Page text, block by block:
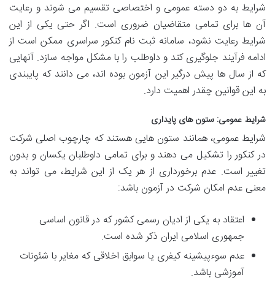
شرایط به دو دسته عمومی و اختصاصی تقسیم می شوند و رعایت
آن ها برای تمامی متقاضیان ضروری است. اگر حتی یکی از این
شرایط رعایت نشود، سامانه ثبت نام کنکور سراسری ممکن است از
ادامه فرآیند جلوگیری کند و داوطلب را با مشکل مواجه سازد. آنهایی
که از سال ها پیش درگیر این آزمون بوده اند، می دانند که پایبندی
به این قوانین چقدر اهمیت دارد.
شرایط عمومی: ستون های پایداری
شرایط عمومی، همانند ستون هایی هستند که چارچوب اصلی شرکت
در کنکور را تشکیل می دهند و برای تمامی داوطلبان یکسان و بدون
تغییر است. عدم برخورداری از هر یک از این شرایط، می تواند به
معنی عدم امکان شرکت در آزمون باشد:
اعتقاد به یکی از ادیان رسمی کشور که در قانون اساسی
جمهوری اسلامی ایران ذکر شده است.
عدم سوءپیشینه کیفری یا سوابق اخلاقی که مغایر با شئونات
آموزشی باشد.